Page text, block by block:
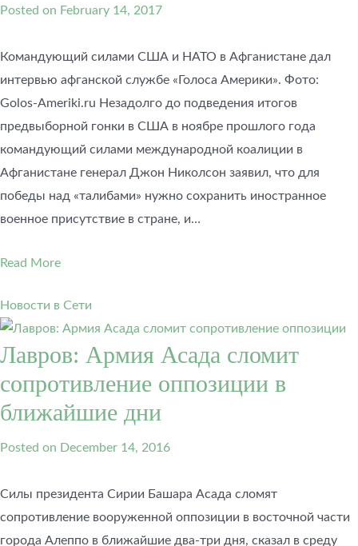
Posted on February 14, 2017
Командующий силами США и НАТО в Афганистане дал
интервью афганской службе «Голоса Америки». Фото:
Golos-Ameriki.ru Незадолго до подведения итогов
предвыборной гонки в США в ноябре прошлого года
командующий силами международной коалиции в
Афганистане генерал Джон Николсон заявил, что для
победы над «талибами» нужно сохранить иностранное
военное присутствие в стране, и…
Read More
Новости в Сети
Лавров: Армия Асада сломит
сопротивление оппозиции в
ближайшие дни
Posted on December 14, 2016
Силы президента Сирии Башара Асада сломят
сопротивление вооруженной оппозиции в восточной части
города Алеппо в ближайшие два-три дня, сказал в среду